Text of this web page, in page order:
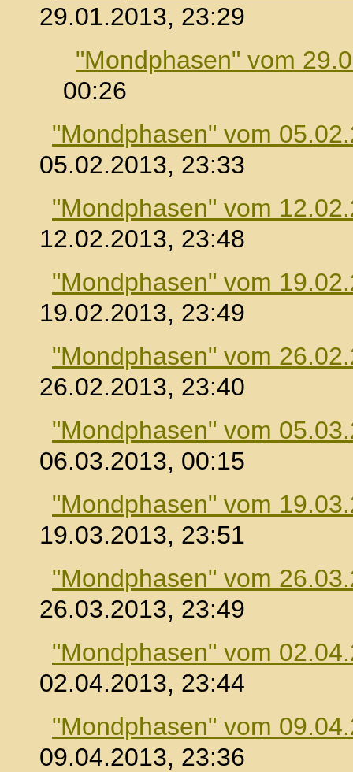
29.01.2013, 23:29
"Mondphasen" vom
00:26
"Mondphasen" vom
05.02.2013, 23:33
"Mondphasen" vom
12.02.2013, 23:48
"Mondphasen" vom
19.02.2013, 23:49
"Mondphasen" vom
26.02.2013, 23:40
"Mondphasen" vom
06.03.2013, 00:15
"Mondphasen" vom
19.03.2013, 23:51
"Mondphasen" vom
26.03.2013, 23:49
"Mondphasen" vom
02.04.2013, 23:44
"Mondphasen" vom
09.04.2013, 23:36